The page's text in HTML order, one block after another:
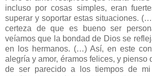
incluso por cosas simples, eran
superar y soportar estas situaciones.
certeza de que es bueno ser
veíamos que la bondad de Dios se
en los hermanos. (…) Así, en este
alegría y amor, éramos felices, y pienso
de ser parecido a los tiempos de